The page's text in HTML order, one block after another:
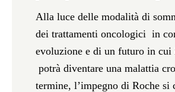
Alla luce delle modalità di
dei trattamenti oncologici in
evoluzione e di un futuro in cui
potrà diventare una malattia
termine, l’impegno di Roche si